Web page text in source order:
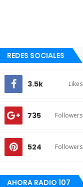
REDES SOCIALES
3.5k Likes
735 Followers
524 Followers
AHORA RADIO 107